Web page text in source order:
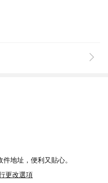
地址，便利又貼心。
更改選項